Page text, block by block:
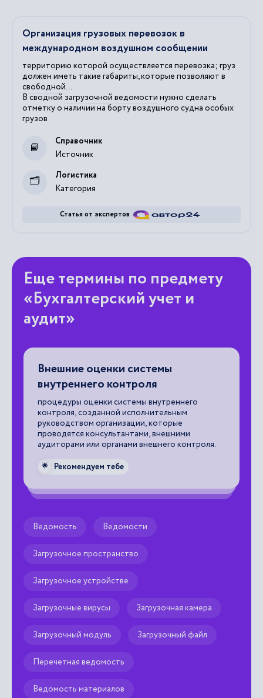
Организация грузовых перевозок в
международном воздушном сообщении
территорию которой осуществляется перевозка; груз
должен иметь такие габариты, которые позволяют в
свободной...
В своднойзагрузочной ведомости нужно сделать
отметку о наличии на борту воздушного судна особых
грузов
Источник
Справочник
Категория
Логистика
Статья от экспертов
Еще термины по предмету
«Бухгалтерский учет и
аудит»
Внешние оценки системы
внутреннего контроля
процедуры оценки системы внутреннего
контроля, созданной исполнительным
руководством организации, которые
проводятся консультантами, внешними
аудиторами или органами внешнего контроля.
🌟 Рекомендуем тебе
Ведомость Ведомости
Загрузочное пространство
Загрузочное устройстве
Загрузочные вирусы Загрузочная камера
Загрузочный модуль Загрузочный файл
Перечетная ведомость
Ведомость материалов